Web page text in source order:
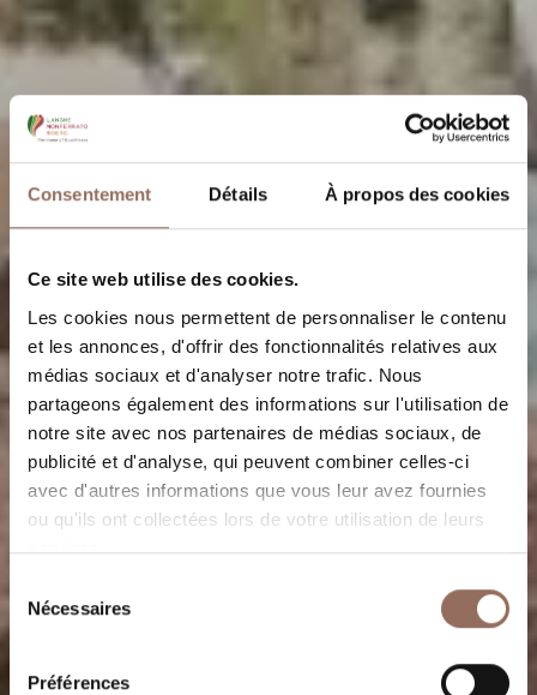
Consentement Détails À propos des cookies
Ce site web utilise des cookies.
Les cookies nous permettent de personnaliser le contenu
et les annonces, d'offrir des fonctionnalités relatives aux
médias sociaux et d'analyser notre trafic. Nous
partageons également des informations sur l'utilisation de
notre site avec nos partenaires de médias sociaux, de
publicité et d'analyse, qui peuvent combiner celles-ci
avec d'autres informations que vous leur avez fournies
ou qu'ils ont collectées lors de votre utilisation de leurs
services.
Nécessaires
Préférences
Azienda Agricola
Carlo Romana